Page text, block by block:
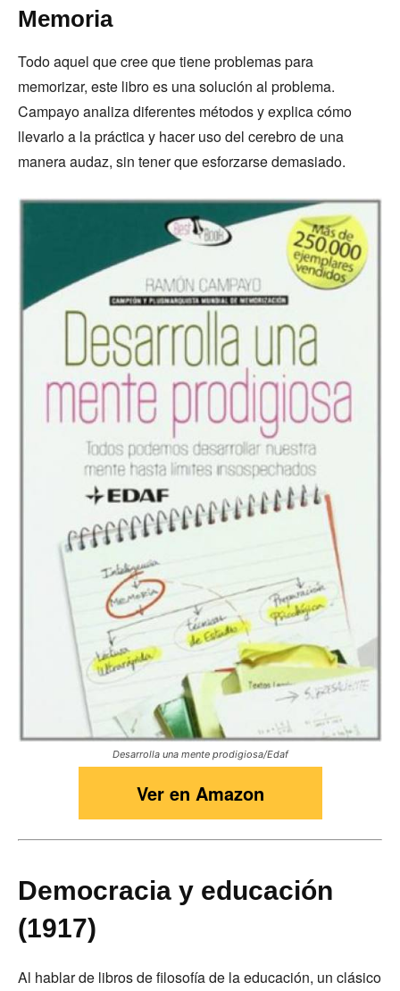
Memoria
Todo aquel que cree que tiene problemas para
memorizar, este libro es una solución al problema.
Campayo analiza diferentes métodos y explica cómo
llevarlo a la práctica y hacer uso del cerebro de una
manera audaz, sin tener que esforzarse demasiado.
Desarrolla una mente prodigiosa/Edaf
Ver en Amazon
Democracia y educación
(1917)
Al hablar de libros de filosofía de la educación, un clásico